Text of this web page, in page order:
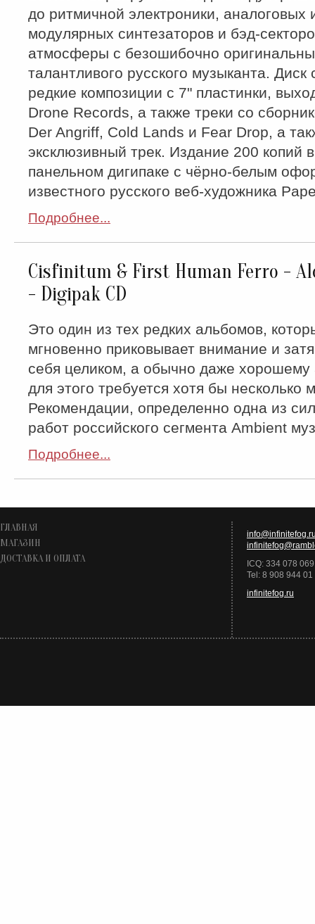
до ритмичной электроники, аналоговых
модулярных синтезаторов и бэд-
атмосферы с безошибочно
талантливого русского музыканта. Диск
редкие композиции с 7" пластинки,
Drone Records, а также треки со
Der Angriff, Cold Lands и Fear Drop, а
эксклюзивный трек. Издание 200 копий
панельном дигипаке с чёрно-белым
известного русского веб-художника
Подробнее...
Cisfinitum & First Human Ferro -
- Digipak CD
Это один из тех редких альбомов,
мгновенно приковывает внимание и
себя целиком, а обычно даже хорошему
для этого требуется хотя бы несколько
Рекомендации, определенно одна из
работ российского сегмента Ambient
Подробнее...
ГЛАВНАЯ
МАГАЗИН
ДОСТАВКА И ОПЛАТА
ICQ: 334 078 069
Tel: 8 908 944 01
infinitefog.ru